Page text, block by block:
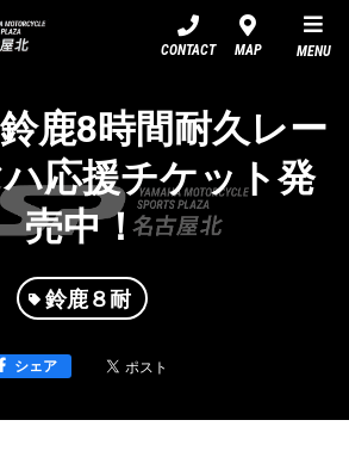
CONTACT MAP MENU
鹿8時間耐久レー
応援チケット発
売中！
鈴鹿８耐
シェア